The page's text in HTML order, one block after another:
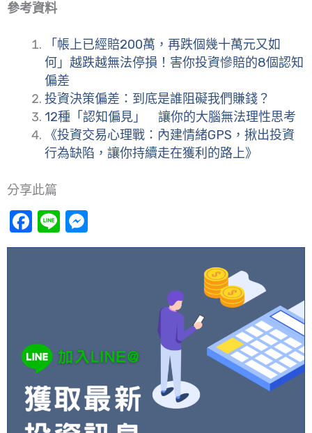
參考資料
「帳上已經賠200萬，再跌個幾十萬元又如
何」越跌越無法停損！害你投資慘賠的8個認知
偏差
投資決策偏差：到底是誰阻礙我們賺錢？
12種「認知偏見」 讓你的大腦無法理性思考
《投資交易心理戰：內建情緒GPS，揪出投資
行為缺陷，讓你持續走在獲利的路上》
分享此篇
Facebook
Line